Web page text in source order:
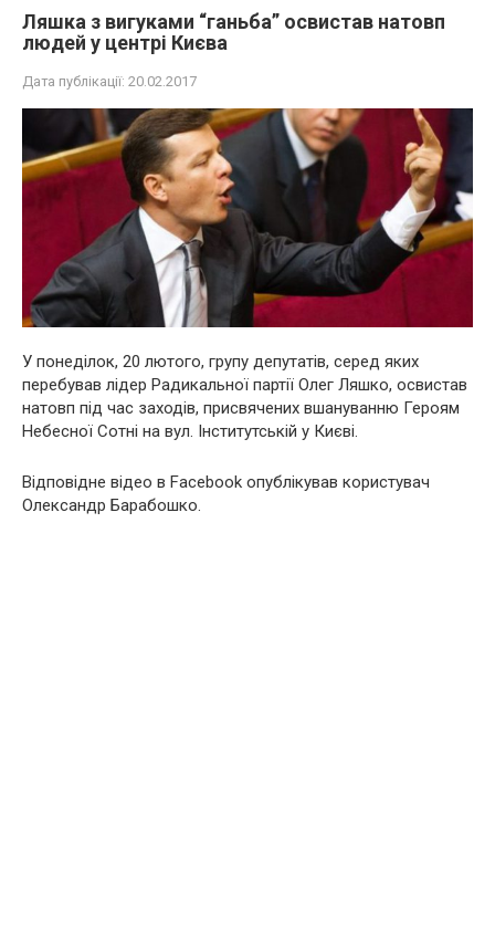
Ляшка з вигуками “ганьба” освистав натовп
людей у центрі Києва
Дата публікації: 20.02.2017
У понеділок, 20 лютого, групу депутатів, серед яких
перебував лідер Радикальної партії Олег Ляшко, освистав
натовп під час заходів, присвячених вшануванню Героям
Небесної Сотні на вул. Інститутській у Києві.
Відповідне відео в Facebook опублікував користувач
Олександр Барабошко.